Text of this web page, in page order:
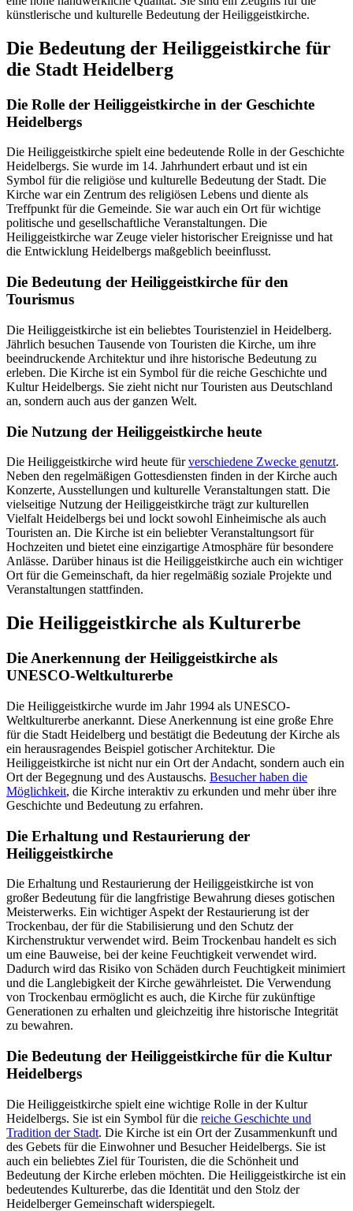
künstlerische und kulturelle Bedeutung der Heiliggeistkirche.
Die Bedeutung der Heiliggeistkirche für
die Stadt Heidelberg
Die Rolle der Heiliggeistkirche in der Geschichte
Heidelbergs
Die Heiliggeistkirche spielt eine bedeutende Rolle in der Geschichte
Heidelbergs. Sie wurde im 14. Jahrhundert erbaut und ist ein
Symbol für die religiöse und kulturelle Bedeutung der Stadt. Die
Kirche war ein Zentrum des religiösen Lebens und diente als
Treffpunkt für die Gemeinde. Sie war auch ein Ort für wichtige
politische und gesellschaftliche Veranstaltungen. Die
Heiliggeistkirche war Zeuge vieler historischer Ereignisse und hat
die Entwicklung Heidelbergs maßgeblich beeinflusst.
Die Bedeutung der Heiliggeistkirche für den
Tourismus
Die Heiliggeistkirche ist ein beliebtes Touristenziel in Heidelberg.
Jährlich besuchen Tausende von Touristen die Kirche, um ihre
beeindruckende Architektur und ihre historische Bedeutung zu
erleben. Die Kirche ist ein Symbol für die reiche Geschichte und
Kultur Heidelbergs. Sie zieht nicht nur Touristen aus Deutschland
an, sondern auch aus der ganzen Welt.
Die Nutzung der Heiliggeistkirche heute
Die Heiliggeistkirche wird heute fürverschiedene Zwecke genutzt.
Neben den regelmäßigen Gottesdiensten finden in der Kirche auch
Konzerte, Ausstellungen und kulturelle Veranstaltungen statt. Die
vielseitige Nutzung der Heiliggeistkirche trägt zur kulturellen
Vielfalt Heidelbergs bei und lockt sowohl Einheimische als auch
Touristen an. Die Kirche ist ein beliebter Veranstaltungsort für
Hochzeiten und bietet eine einzigartige Atmosphäre für besondere
Anlässe. Darüber hinaus ist die Heiliggeistkirche auch ein wichtiger
Ort für die Gemeinschaft, da hier regelmäßig soziale Projekte und
Veranstaltungen stattfinden.
Die Heiliggeistkirche als Kulturerbe
Die Anerkennung der Heiliggeistkirche als
UNESCO-Weltkulturerbe
Die Heiliggeistkirche wurde im Jahr 1994 als UNESCO-
Weltkulturerbe anerkannt. Diese Anerkennung ist eine große Ehre
für die Stadt Heidelberg und bestätigt die Bedeutung der Kirche als
ein herausragendes Beispiel gotischer Architektur. Die
Heiliggeistkirche ist nicht nur ein Ort der Andacht, sondern auch ein
Ort der Begegnung und des Austauschs. Besucher haben die
Möglichkeit, die Kirche interaktiv zu erkunden und mehr über ihre
Geschichte und Bedeutung zu erfahren.
Die Erhaltung und Restaurierung der
Heiliggeistkirche
Die Erhaltung und Restaurierung der Heiliggeistkirche ist von
großer Bedeutung für die langfristige Bewahrung dieses gotischen
Meisterwerks. Ein wichtiger Aspekt der Restaurierung ist der
Trockenbau, der für die Stabilisierung und den Schutz der
Kirchenstruktur verwendet wird. Beim Trockenbau handelt es sich
um eine Bauweise, bei der keine Feuchtigkeit verwendet wird.
Dadurch wird das Risiko von Schäden durch Feuchtigkeit minimiert
und die Langlebigkeit der Kirche gewährleistet. Die Verwendung
von Trockenbau ermöglicht es auch, die Kirche für zukünftige
Generationen zu erhalten und gleichzeitig ihre historische Integrität
zu bewahren.
Die Bedeutung der Heiliggeistkirche für die Kultur
Heidelbergs
Die Heiliggeistkirche spielt eine wichtige Rolle in der Kultur
Heidelbergs. Sie ist ein Symbol für die reiche Geschichte und
Tradition der Stadt. Die Kirche ist ein Ort der Zusammenkunft und
des Gebets für die Einwohner und Besucher Heidelbergs. Sie ist
auch ein beliebtes Ziel für Touristen, die die Schönheit und
Bedeutung der Kirche erleben möchten. Die Heiliggeistkirche ist ein
bedeutendes Kulturerbe, das die Identität und den Stolz der
Heidelberger Gemeinschaft widerspiegelt.